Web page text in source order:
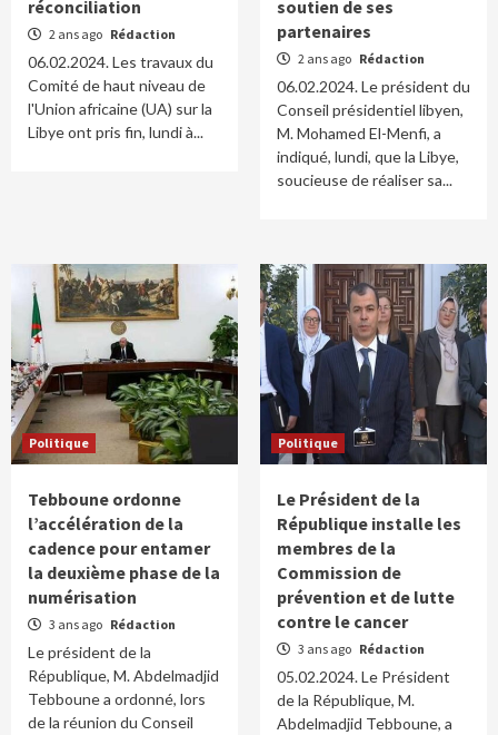
réconciliation
2 ans ago Rédaction
06.02.2024. Les travaux du
Comité de haut niveau de
l'Union africaine (UA) sur la
Libye ont pris fin, lundi à...
soutien de ses
partenaires
2 ans ago Rédaction
06.02.2024. Le président du
Conseil présidentiel libyen,
M. Mohamed El-Menfi, a
indiqué, lundi, que la Libye,
soucieuse de réaliser sa...
Politique
Tebboune ordonne
l’accélération de la
cadence pour entamer
la deuxième phase de la
numérisation
3 ans ago Rédaction
Le président de la
République, M. Abdelmadjid
Tebboune a ordonné, lors
de la réunion du Conseil
Politique
Le Président de la
République installe les
membres de la
Commission de
prévention et de lutte
contre le cancer
3 ans ago Rédaction
05.02.2024. Le Président
de la République, M.
Abdelmadjid Tebboune, a